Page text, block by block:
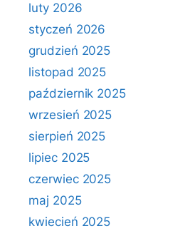
luty 2026
styczeń 2026
grudzień 2025
listopad 2025
październik 2025
wrzesień 2025
sierpień 2025
lipiec 2025
czerwiec 2025
maj 2025
kwiecień 2025